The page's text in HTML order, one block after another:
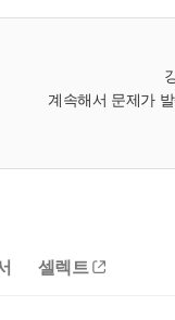
계속해서 문제가
셀렉트